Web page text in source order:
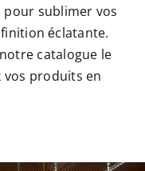
pour sublimer vos
éclatante.
catalogue le
produits en